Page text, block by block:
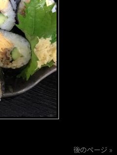
後のページ »